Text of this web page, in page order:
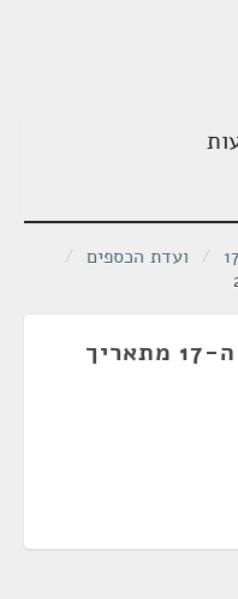
/ ועדת הכספים /
ישיבת ועדה של הכנסת ה-17 מתאריך